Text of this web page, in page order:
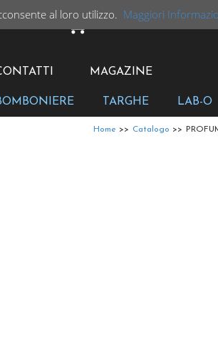
MAGAZINE
CARRELLO
TARGHE LAB-O
Catalogo >>
Home >>
al loro utilizzo. Maggiori